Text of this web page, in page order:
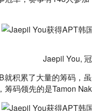
Jaepil You,
积累了大量的筹码，
码领先的是Tamon